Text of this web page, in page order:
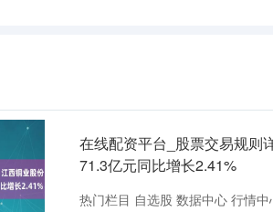
在线配资平台_股票交易规则
71.3亿元同比增长2.41%
热门栏目 自选股 数据中心 行情